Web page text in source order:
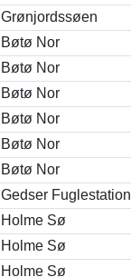
Grønjordssøen
Bøtø Nor
Bøtø Nor
Bøtø Nor
Bøtø Nor
Bøtø Nor
Bøtø Nor
Gedser Fuglestation
Holme Sø
Holme Sø
Holme Sø